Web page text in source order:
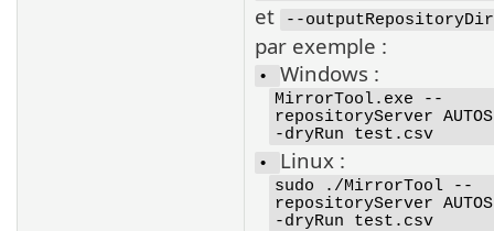
et --
par exemple :
• Windows :
MirrorTool.exe --
repositoryServer
-dryRun test.csv
•
Linux :
sudo ./MirrorTool --
repositoryServer
-dryRun test.csv